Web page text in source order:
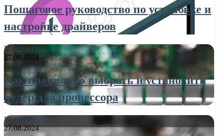
Пошаговое руководство по установке и
настройке драйверов
Компьютеры
27.08.2024
Как правильно выбрать и установить
кулер для процессора
Компьютеры
27.08.2024